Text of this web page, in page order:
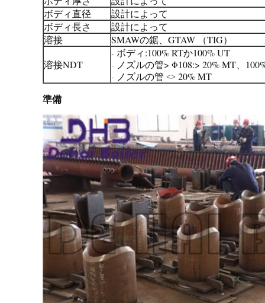
ボディ直径
設計によって
ボディ長さ
設計によって
溶接
SMAWの鋸、GTAW （TIG）
溶接NDT
- ボディ:100% RTか100% UT
- ノズルの管> Φ108:> 20% MT、
- ノズルの管 <> 20% MT
準備